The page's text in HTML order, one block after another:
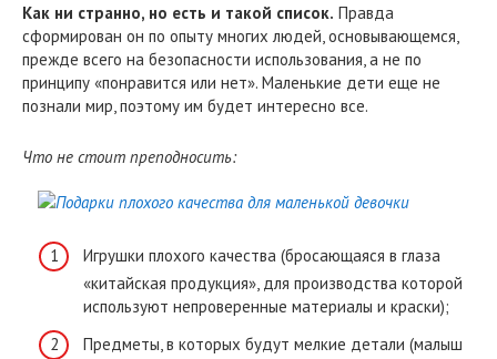
Как ни странно, но есть и такой список. Правда
сформирован он по опыту многих людей, основывающемся,
прежде всего на безопасности использования, а не по
принципу «понравится или нет». Маленькие дети еще не
познали мир, поэтому им будет интересно все.
Что не стоит преподносить:
Игрушки плохого качества (бросающаяся в глаза
«китайская продукция», для производства которой
используют непроверенные материалы и краски);
Предметы, в которых будут мелкие детали (малыш